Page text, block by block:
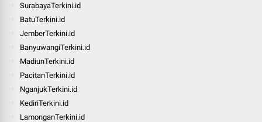
SurabayaTerkini.id
BatuTerkini.id
JemberTerkini.id
BanyuwangiTerkini.id
MadiunTerkini.id
PacitanTerkini.id
NganjukTerkini.id
KediriTerkini.id
LamonganTerkini.id